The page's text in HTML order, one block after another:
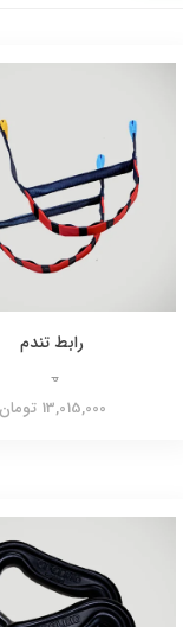
رابط تندم
0
13,015,000 تومان